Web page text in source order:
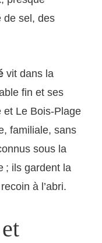
de sel, des
vit dans la
fin et ses
et Le Bois-Plage
familiale, sans
sous la
; ils gardent la
à l’abri.